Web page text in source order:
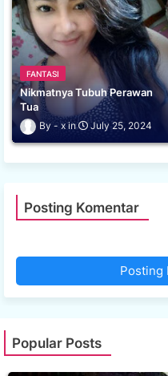
FANTASI
Nikmatnya Tubuh Perawan
Tua
x July 25, 2024
Posting Komentar
Posting
Popular Posts